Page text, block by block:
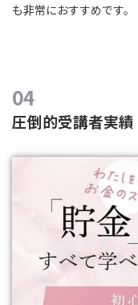
も非常におすすめです。
圧倒的受講者実績